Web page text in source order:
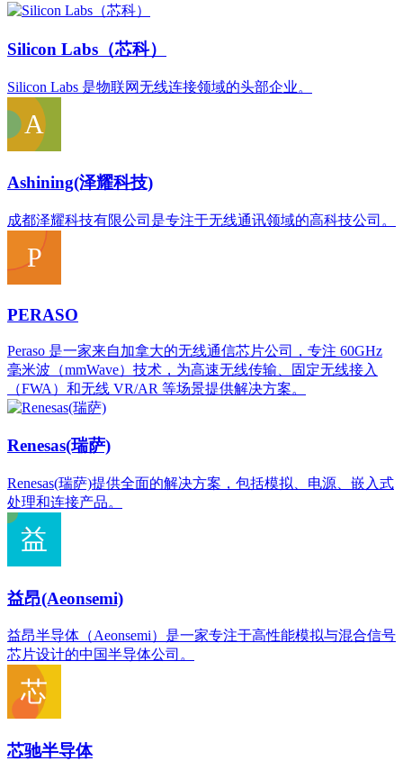
‌Silicon Labs（芯科）
Silicon Labs 是物联网无线连接领域的头部企业。
Ashining(泽耀科技)
成都泽耀科技有限公司是专注于无线通讯领域的高科技公司。
PERASO
Peraso 是一家来自加拿大的无线通信芯片公司，专注 60GHz
毫米波（mmWave）技术，为高速无线传输、固定无线接入
（FWA）和无线 VR/AR 等场景提供解决方案。
Renesas(瑞萨)
Renesas(瑞萨)提供全面的解决方案，包括模拟、电源、嵌入式
处理和连接产品。
益昂(Aeonsemi)
益昂半导体（Aeonsemi）是一家专注于高性能模拟与混合信号
芯片设计的中国半导体公司。
芯驰半导体